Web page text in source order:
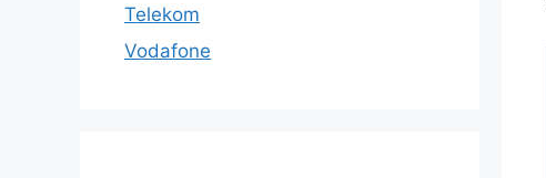
Telekom
Vodafone